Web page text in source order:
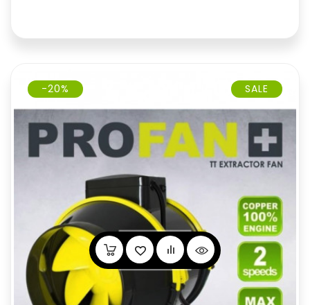
SALE
-20%